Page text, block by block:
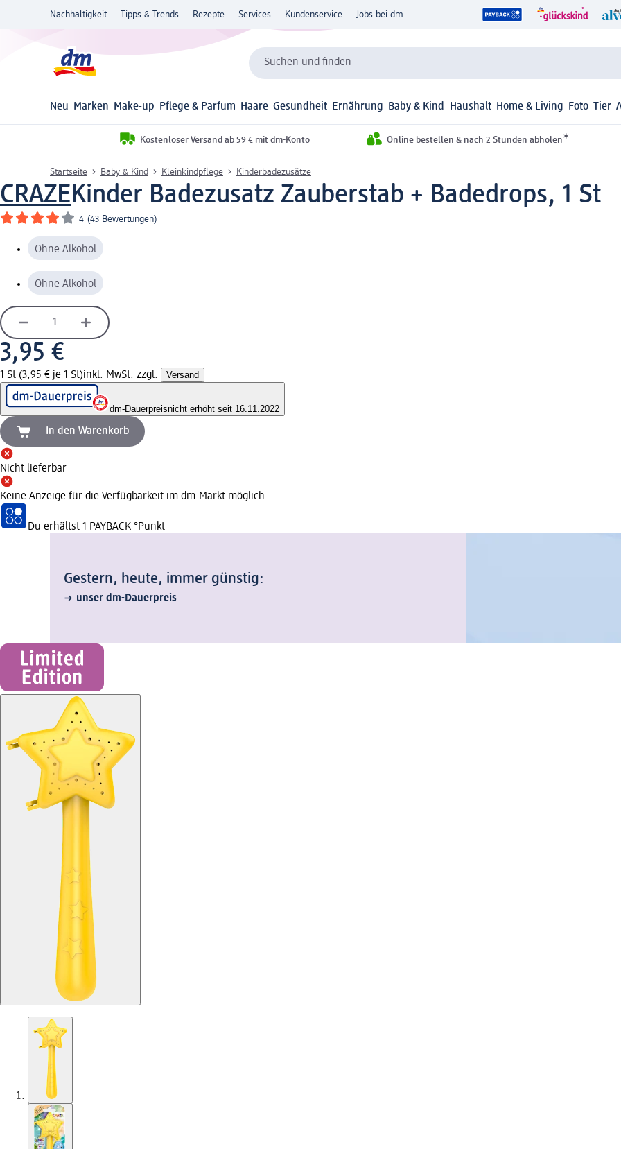
Nachhaltigkeit Tipps & Trends Rezepte Services Kundenservice Jobs bei dm
Suchen und finden
Neu Marken Make-up Pflege & Parfum Haare Gesundheit Ernährung Baby & Kind Haushalt Home & Living Foto Tier
Kostenloser Versand ab 59 € mit dm-Konto Online bestellen & nach 2 Stunden abholen*
Startseite Baby & Kind Kleinkindpflege Kinderbadezusätze
CRAZEKinder Badezusatz Zauberstab + Badedrops, 1 St
4 (43 Bewertungen)
Ohne Alkohol
Ohne Alkohol
3,95 €
1 St (3,95 € je 1 St)inkl. MwSt. zzgl. Versand
dm-Dauerpreisnicht erhöht seit 16.11.2022
In den Warenkorb
Nicht lieferbar
Keine Anzeige für die Verfügbarkeit im dm-Markt möglich
Du erhältst 1 PAYBACK °Punkt
Gestern, heute, immer günstig:
unser dm-Dauerpreis